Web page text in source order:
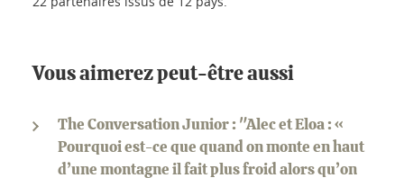
Vous aimerez peut-être aussi
The Conversation Junior : "Alec et Eloa : «
Pourquoi est-ce que quand on monte en haut
d’une montagne il fait plus froid alors qu’on